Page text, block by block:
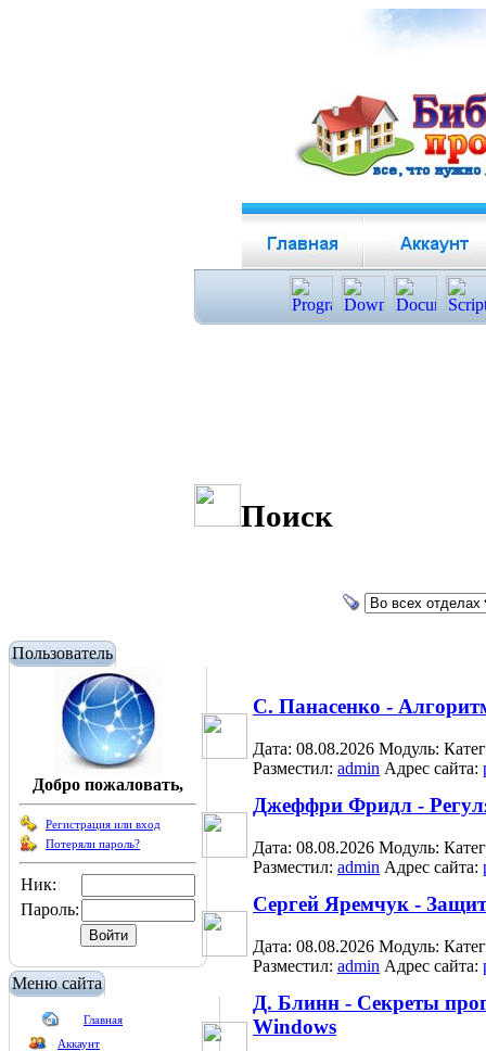
Пользователь
Добро пожаловать,
Регистрация или вход
Потеряли пароль?
Ник:
Пароль:
Меню сайта
Главная
Аккаунт
Поиск
С. Панасенко -
Дата: 08.08.2026 Модуль:
Разместил: admin Адрес сайта:
Джеффри Фридл -
Дата: 08.08.2026 Модуль:
Разместил: admin Адрес сайта:
Сергей Яремчук -
Дата: 08.08.2026 Модуль:
Разместил: admin Адрес сайта:
Д. Блинн - Секреты
Windows